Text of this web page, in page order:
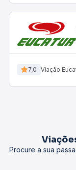
7,0 Viação
Procure a sua